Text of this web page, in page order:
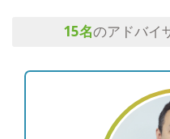
15名のアドバイ